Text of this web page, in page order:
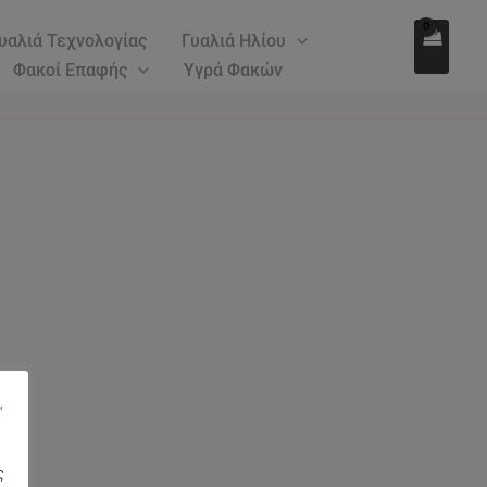
Τεχνολογίας
Γυαλιά Ηλίου
Φακοί Επαφής
Υγρά Φακών